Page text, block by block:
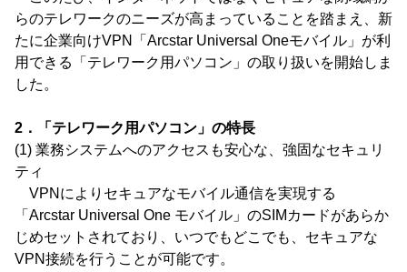
らのテレワークのニーズが高まっていることを踏まえ、新
たに企業向けVPN「Arcstar Universal Oneモバイル」が利
用できる「テレワーク用パソコン」の取り扱いを開始しま
した。
2．「テレワーク用パソコン」の特長
(1) 業務システムへのアクセスも安心な、強固なセキュリ
ティ
VPNによりセキュアなモバイル通信を実現する
「Arcstar Universal One モバイル」のSIMカードがあらか
じめセットされており、いつでもどこでも、セキュアな
VPN接続を行うことが可能です。